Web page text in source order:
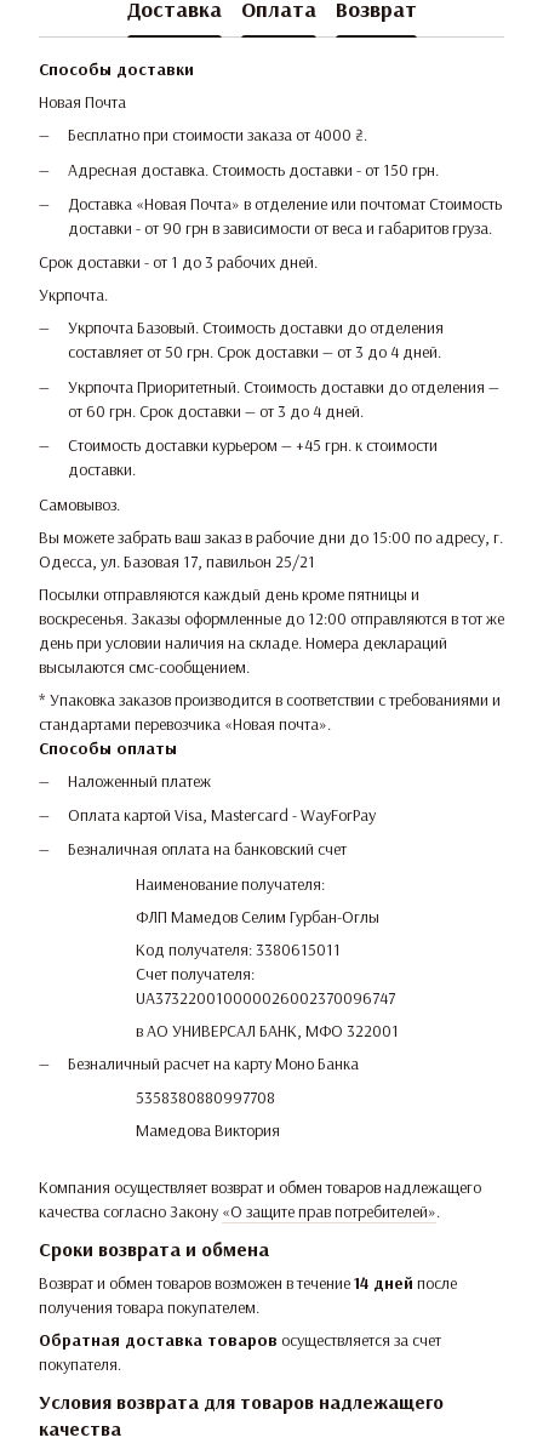
Доставка Оплата Возврат
Способы доставки
Новая Почта
Бесплатно при стоимости заказа от 4000 ₴.
Адресная доставка. Стоимость доставки - от 150 грн.
Доставка «Новая Почта» в отделение или почтомат Стоимость
доставки - от 90 грн в зависимости от веса и габаритов груза.
Срок доставки - от 1 до 3 рабочих дней.
Укрпочта.
Укрпочта Базовый. Стоимость доставки до отделения
составляет от 50 грн. Срок доставки — от 3 до 4 дней.
Укрпочта Приоритетный. Стоимость доставки до отделения —
от 60 грн. Срок доставки — от 3 до 4 дней.
Стоимость доставки курьером — +45 грн. к стоимости
доставки.
Самовывоз.
Вы можете забрать ваш заказ в рабочие дни до 15:00 по адресу, г.
Одесса, ул. Базовая 17, павильон 25/21
Посылки отправляются каждый день кроме пятницы и
воскресенья. Заказы оформленные до 12:00 отправляются в тот же
день при условии наличия на складе. Номера деклараций
высылаются смс-сообщением.
* Упаковка заказов производится в соответствии с требованиями и
стандартами перевозчика «Новая почта».
Способы оплаты
Наложенный платеж
Оплата картой Visa, Mastercard - WayForPay
Безналичная оплата на банковский счет
Наименование получателя:
ФЛП Мамедов Селим Гурбан-Оглы
Код получателя: 3380615011
Счет получателя:
UA373220010000026002370096747
в АО УНИВЕРСАЛ БАНК, МФО 322001
Безналичный расчет на карту Моно Банка
5358380880997708
Мамедова Виктория
Компания осуществляет возврат и обмен товаров надлежащего
качества согласно Закону «О защите прав потребителей».
Сроки возврата и обмена
Возврат и обмен товаров возможен в течение14 дней после
получения товара покупателем.
Обратная доставка товаров осуществляется за счет
покупателя.
Условия возврата для товаров надлежащего
качества